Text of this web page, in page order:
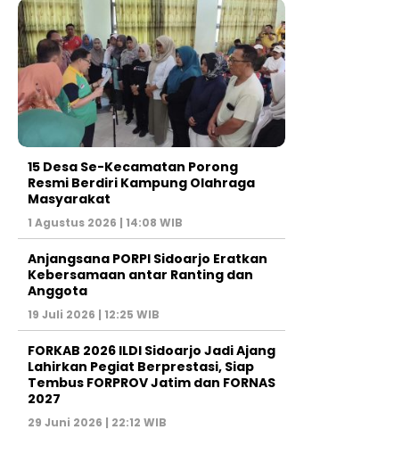
15 Desa Se-Kecamatan Porong
Resmi Berdiri Kampung Olahraga
Masyarakat
1 Agustus 2026 | 14:08 WIB
Anjangsana PORPI Sidoarjo Eratkan
Kebersamaan antar Ranting dan
Anggota
19 Juli 2026 | 12:25 WIB
FORKAB 2026 ILDI Sidoarjo Jadi Ajang
Lahirkan Pegiat Berprestasi, Siap
Tembus FORPROV Jatim dan FORNAS
2027
29 Juni 2026 | 22:12 WIB